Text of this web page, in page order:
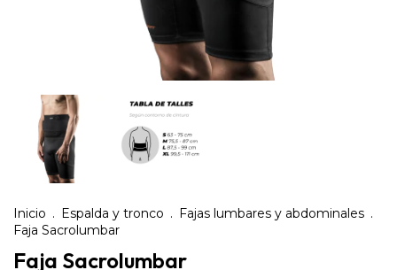
Inicio . Espalda y tronco . Fajas lumbares y abdominales .
Faja Sacrolumbar
Faja Sacrolumbar